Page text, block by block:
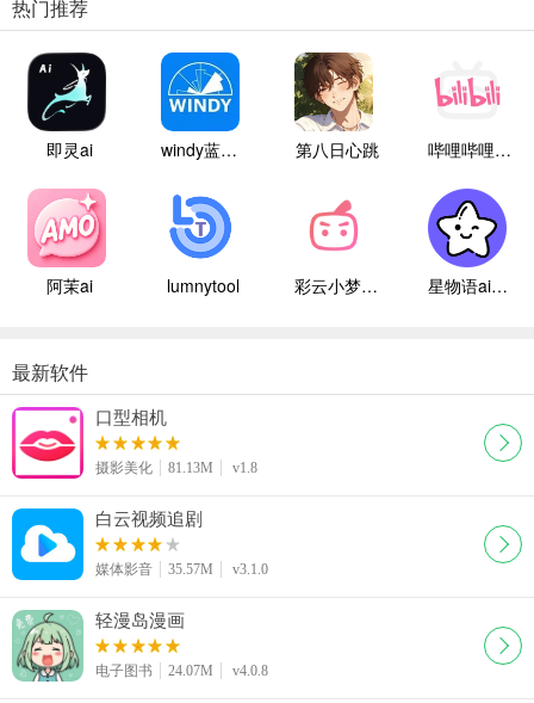
热门推荐
即灵ai windy蓝色气象 第八日心跳 哔哩哔哩白色版
阿茉ai lumnytool 彩云小梦国际版 星物语ai聊天
最新软件
口型相机
摄影美化 81.13M v1.8
白云视频追剧
媒体影音 35.57M v3.1.0
轻漫岛漫画
电子图书 24.07M v4.0.8